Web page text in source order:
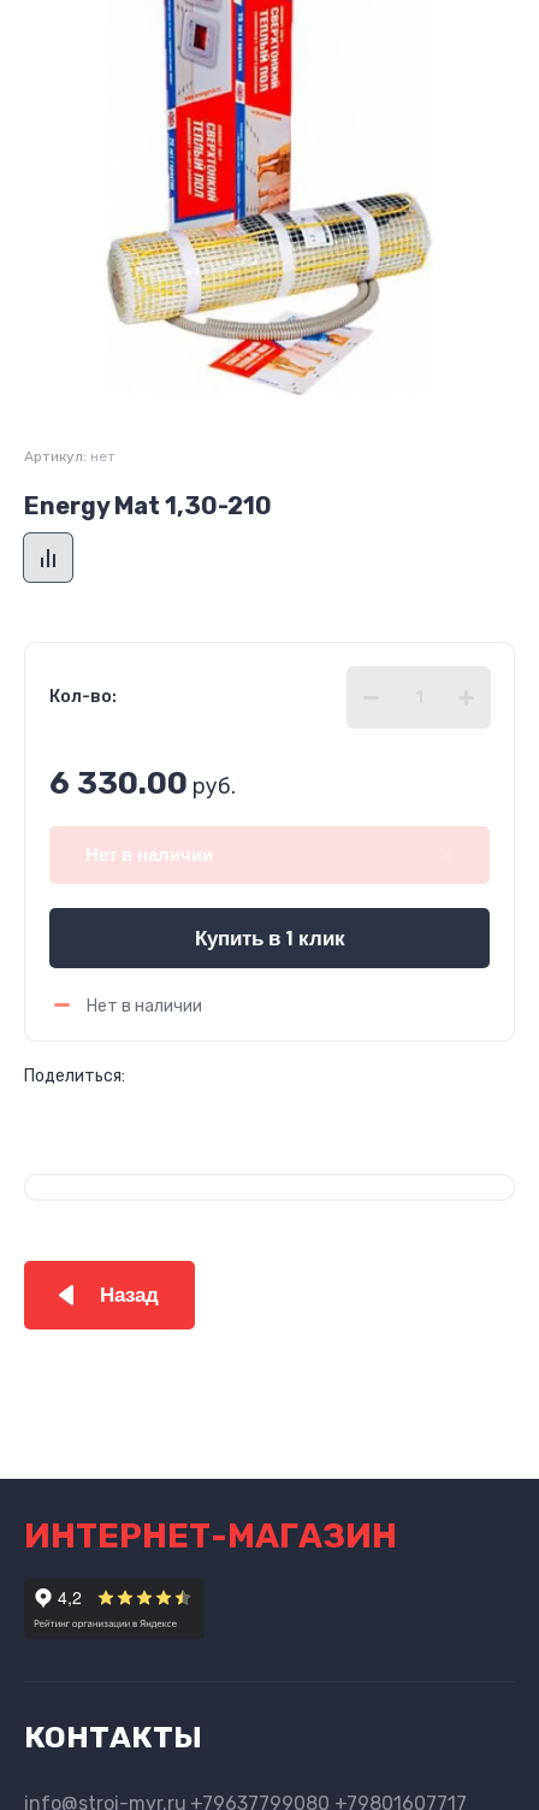
Артикул: нет
Energy Mat 1,30-210
Кол-во:
6 330.00 руб.
Нет в наличии
Купить в 1 клик
Нет в наличии
Поделиться:
Назад
ИНТЕРНЕТ-МАГАЗИН
КОНТАКТЫ
info@stroi-myr.ru +79637799080 +79801607717